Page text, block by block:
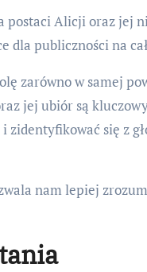
postaci Alicji oraz jej
dla publiczności na
zarówno w samej
jej ubiór są
się z
nam lepiej